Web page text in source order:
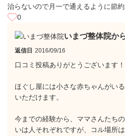
治らないので月一で通えるように節
0
いまづ整体院か
返信日 2016/09/16
口コミ投稿ありがとうございます！
ほぐし屋には小さな赤ちゃんがい
いただけます。
今までの経験から、ママさんたち
いは人それぞれですが、コル場所